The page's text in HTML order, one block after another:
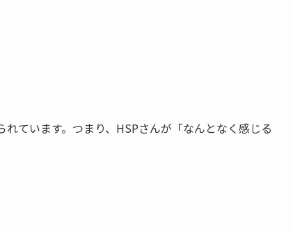
ています。つまり、HSPさんが「なんとなく感じる